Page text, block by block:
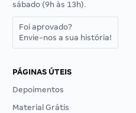
sábado (9h às 13h).
Foi aprovado?
Envie-nos a sua história!
PÁGINAS ÚTEIS
Depoimentos
Material Grátis